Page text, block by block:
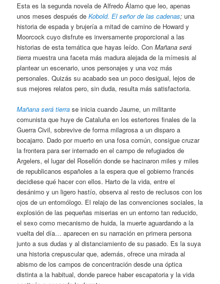
Esta es la segunda novela de Alfredo Álamo que leo, apenas
unos meses después deKobold. El señor de las cadenas; una
historia de espada y brujería a mitad de camino de Howard y
Moorcock cuyo disfrute es inversamente proporcional a las
historias de esta temática que hayas leído. ConMañana será
tierra muestra una faceta más madura alejada de la mímesis al
plantear un escenario, unos personajes y una voz más
personales. Quizás su acabado sea un poco desigual, lejos de
sus mejores relatos pero, sin duda, resulta más satisfactoria.
Mañana será tierra se inicia cuando Jaume, un militante
comunista que huye de Cataluña en los estertores finales de la
Guerra Civil, sobrevive de forma milagrosa a un disparo a
bocajarro. Dado por muerto en una fosa común, consigue cruzar
la frontera para ser internado en el campo de refugiados de
Argelers, el lugar del Rosellón donde se hacinaron miles y miles
de republicanos españoles a la espera que el gobierno francés
decidiese qué hacer con ellos. Harto de la vida, entre el
desánimo y un ligero hastío, observa al resto de reclusos con los
ojos de un entomólogo. El relajo de las convenciones sociales, la
explosión de las pequeñas miserias en un entorno tan reducido,
el sexo como mecanismo de huida, la muerte aguardando a la
vuelta del día… aparecen en su narración en primera persona
junto a sus dudas y al distanciamiento de su pasado. Es la suya
una historia crepuscular que, además, ofrece una mirada al
abismo de los campos de concentración desde una óptica
distinta a la habitual, donde parece haber escapatoria y la vida